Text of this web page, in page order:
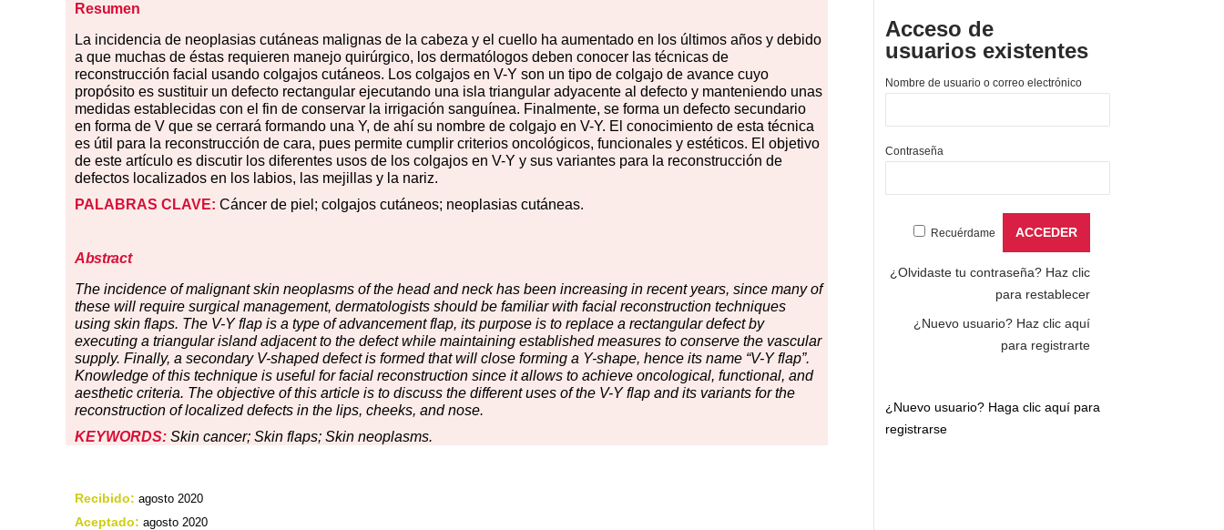
Resumen
La incidencia de neoplasias cutáneas malignas de la cabeza y el cuello ha aumentado en los últimos años y debido
a que muchas de éstas requieren manejo quirúrgico, los dermatólogos deben conocer las técnicas de
reconstrucción facial usando colgajos cutáneos. Los colgajos en V-Y son un tipo de colgajo de avance cuyo
propósito es sustituir un defecto rectangular ejecutando una isla triangular adyacente al defecto y manteniendo unas
medidas establecidas con el fin de conservar la irrigación sanguínea. Finalmente, se forma un defecto secundario
en forma de V que se cerrará formando una Y, de ahí su nombre de colgajo en V-Y. El conocimiento de esta técnica
es útil para la reconstrucción de cara, pues permite cumplir criterios oncológicos, funcionales y estéticos. El objetivo
de este artículo es discutir los diferentes usos de los colgajos en V-Y y sus variantes para la reconstrucción de
defectos localizados en los labios, las mejillas y la nariz.
PALABRAS CLAVE: Cáncer de piel; colgajos cutáneos; neoplasias cutáneas.
Abstract
The incidence of malignant skin neoplasms of the head and neck has been increasing in recent years, since many of
these will require surgical management, dermatologists should be familiar with facial reconstruction techniques
using skin flaps. The V-Y flap is a type of advancement flap, its purpose is to replace a rectangular defect by
executing a triangular island adjacent to the defect while maintaining established measures to conserve the vascular
supply. Finally, a secondary V-shaped defect is formed that will close forming a Y-shape, hence its name “V-Y flap”.
Knowledge of this technique is useful for facial reconstruction since it allows to achieve oncological, functional, and
aesthetic criteria. The objective of this article is to discuss the different uses of the V-Y flap and its variants for the
reconstruction of localized defects in the lips, cheeks, and nose.
KEYWORDS: Skin cancer; Skin flaps; Skin neoplasms.
Recibido: agosto 2020
Aceptado: agosto 2020
Acceso de
usuarios existentes
Nombre de usuario o correo electrónico
Contraseña
Recuérdame
¿Olvidaste tu contraseña? Haz clic
para restablecer
¿Nuevo usuario? Haz clic aquí
para registrarte
¿Nuevo usuario? Haga clic aquí para
registrarse